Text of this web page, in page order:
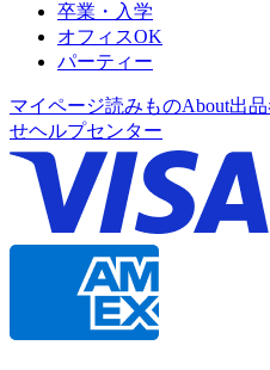
卒業・入学
オフィスOK
パーティー
マイページ読みものAbout出
せヘルプセンター